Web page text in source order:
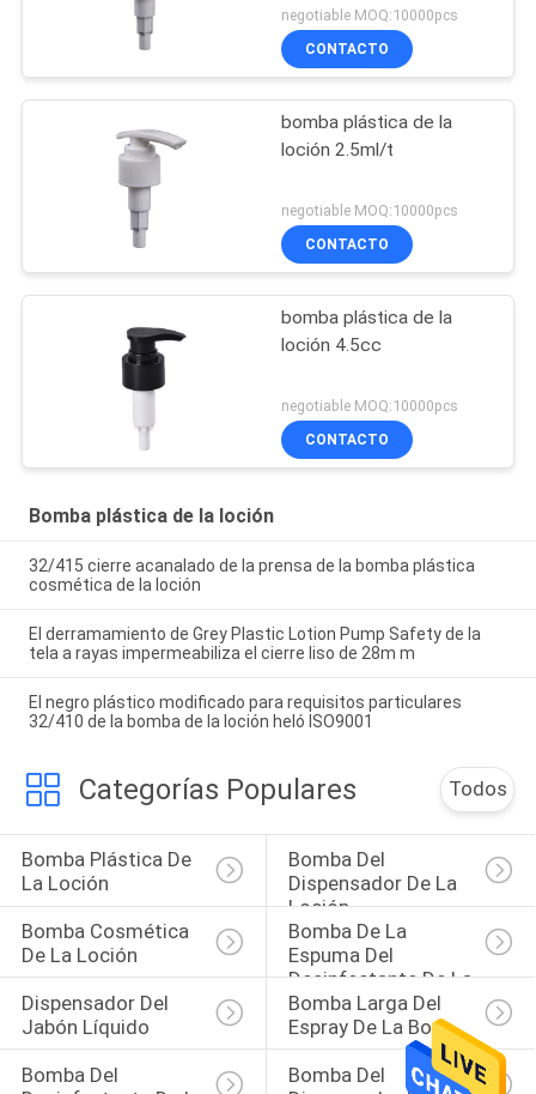
negotiable MOQ:10000pcs
CONTACTO
bomba plástica de la
loción 2.5ml/t
negotiable MOQ:10000pcs
CONTACTO
bomba plástica de la
loción 4.5cc
negotiable MOQ:10000pcs
CONTACTO
Bomba plástica de la loción
32/415 cierre acanalado de la prensa de la bomba plástica
cosmética de la loción
El derramamiento de Grey Plastic Lotion Pump Safety de la
tela a rayas impermeabiliza el cierre liso de 28m m
El negro plástico modificado para requisitos particulares
32/410 de la bomba de la loción heló ISO9001
Categorías Populares Todos
Bomba Plástica De
La Loción
Bomba Del
Dispensador De La
Loción
Bomba Cosmética
De La Loción
Bomba De La
Espuma Del
Desinfectante De La
Mano
Dispensador Del
Jabón Líquido
Bomba Larga Del
Espray De La Boca
Bomba Del
Bomba Del